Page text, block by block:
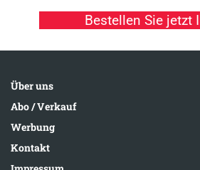
Bestellen Sie jetzt
Über uns
Abo / Verkauf
Werbung
Kontakt